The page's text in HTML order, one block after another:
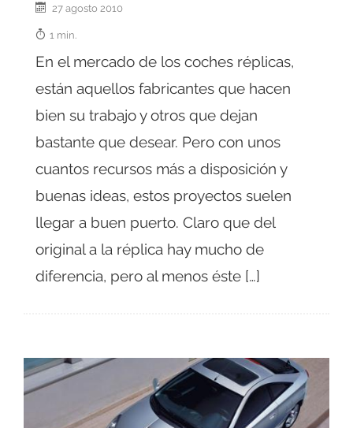
27 agosto 2010
1 min.
En el mercado de los coches réplicas,
están aquellos fabricantes que hacen
bien su trabajo y otros que dejan
bastante que desear. Pero con unos
cuantos recursos más a disposición y
buenas ideas, estos proyectos suelen
llegar a buen puerto. Claro que del
original a la réplica hay mucho de
diferencia, pero al menos éste […]